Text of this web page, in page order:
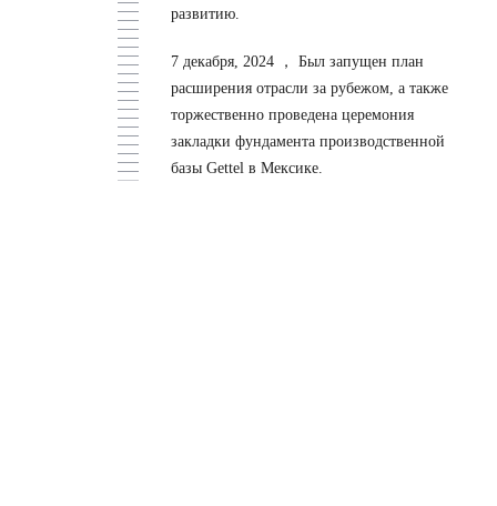
развитию.
7 декабря, 2024 ，
Был запущен план
расширения отрасли за рубежом, а также
торжественно проведена церемония
закладки фундамента производственной
базы Gettel в Мексике.